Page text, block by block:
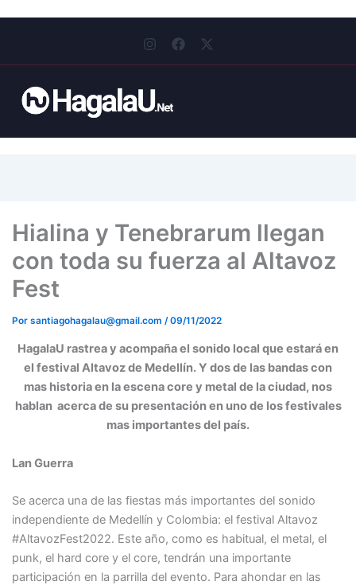
n
r
m
a
-
r
Hialina y Tenebrarum llegan
con toda su fuerza al Altavoz
Fest
Por santiagohagalau@gmail.com /09/11/2022
HagalaU rastrea y acompaña el sonido local que estará en
el festival Altavoz de Medellín. Y dos de las bandas con
mas historia en la escena core y metal de la ciudad, nos
hablan acerca de su presentación en uno de los festivales
mas importantes del país.
Lan Guerra
Se acerca una de las fiestas más importantes del sonido
independiente de Medellín y Colombia: el festival Altavoz
#AltavozFest2022. Este año, como es habitual, el metal, el
punk, el hard core y el core, tendrán una importante
participación en la parrilla del evento. Para ahondar en las